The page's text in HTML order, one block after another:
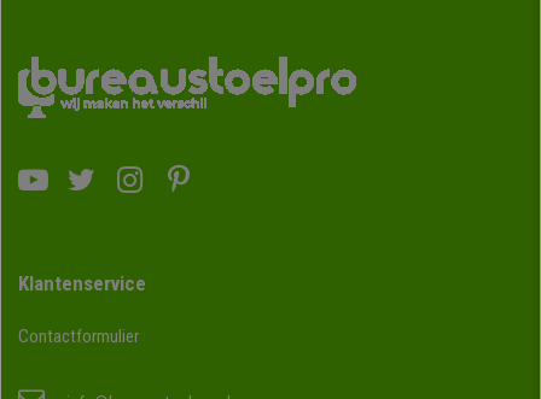
Klantenservice
Contactformulier